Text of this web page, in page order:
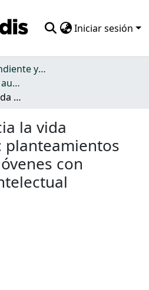
Iniciar sesión
07. Vida independiente y autonomía personal
Vida independiente y autonomía personal
Avanzando hacia la vida independiente: planteamientos educativos en jóvenes con discapacidad intelectual
la vida
planteamientos
con